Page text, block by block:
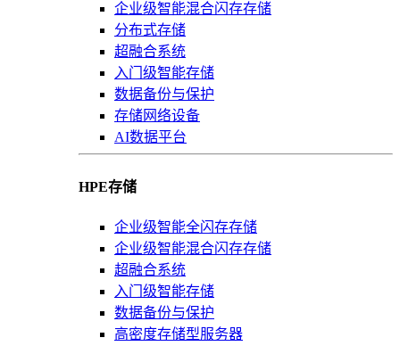
企业级智能混合闪存存储
分布式存储
超融合系统
入门级智能存储
数据备份与保护
存储网络设备
AI数据平台
HPE存储
企业级智能全闪存存储
企业级智能混合闪存存储
超融合系统
入门级智能存储
数据备份与保护
高密度存储型服务器